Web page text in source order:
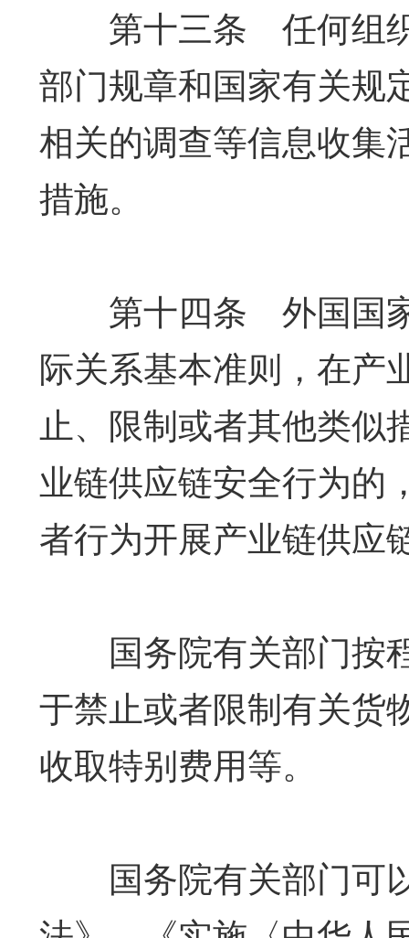
第十三条 任何组织
部门规章和国家有关规
相关的调查等信息收集
措施。
第十四条 外国国家
际关系基本准则，在产
止、限制或者其他类似
业链供应链安全行为的
者行为开展产业链供应
国务院有关部门按
于禁止或者限制有关货
收取特别费用等。
国务院有关部门可